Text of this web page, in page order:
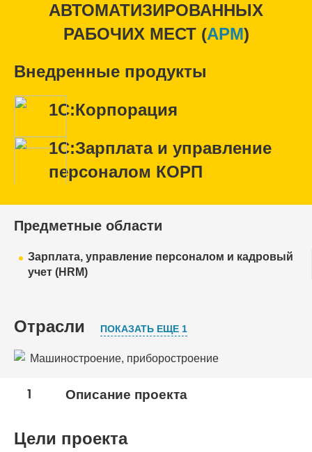
АВТОМАТИЗИРОВАННЫХ
РАБОЧИХ МЕСТ (APM)
Внедренные продукты
1С:Корпорация
1С:Зарплата и управление
персоналом КОРП
Предметные области
Зарплата, управление персоналом и кадровый
учет (HRM)
Отрасли ПОКАЗАТЬ ЕЩЕ 1
Машиностроение, приборостроение
Оборонно-промышленный комплекс
1 Описание проекта
Цели проекта